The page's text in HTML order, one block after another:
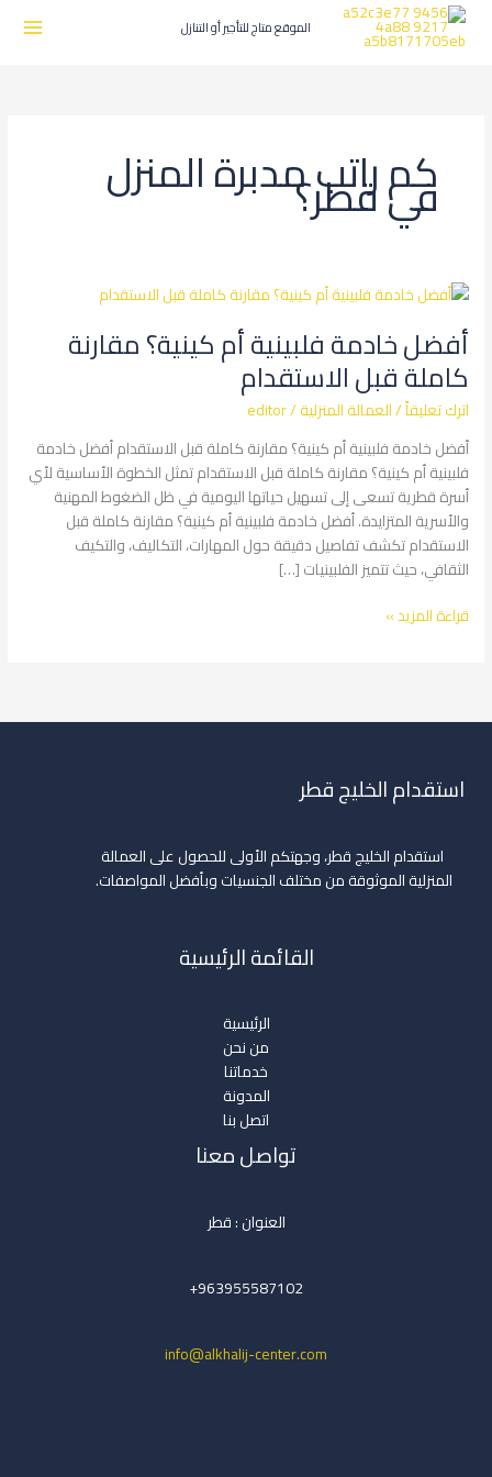
الموقع متاج للتأجير أو التنازل
كم راتب مدبرة المنزل
في قطر؟
أفضل خادمة فلبينية أم كينية؟ مقارنة
كاملة قبل الاستقدام
اترك تعليقاً/العمالة المنزلية/
editor
أفضل خادمة فلبينية أم كينية؟ مقارنة كاملة قبل الاستقدام أفضل خادمة
فلبينية أم كينية؟ مقارنة كاملة قبل الاستقدام تمثل الخطوة الأساسية لأي
أسرة قطرية تسعى إلى تسهيل حياتها اليومية في ظل الضغوط المهنية
والأسرية المتزايدة. أفضل خادمة فلبينية أم كينية؟ مقارنة كاملة قبل
الاستقدام تكشف تفاصيل دقيقة حول المهارات، التكاليف، والتكيف
الثقافي، حيث تتميز الفلبينيات […]
أفضل
فلبينية
كينية؟
مقارنة
كاملة
قبل
الاستقدام
قراءة المزيد »
استقدام الخليج قطر
استقدام الخليج قطر، وجهتكم الأولى للحصول على العمالة
المنزلية الموثوقة من مختلف الجنسيات وبأفضل المواصفات.
القائمة الرئيسية
الرئيسية
من نحن
خدماتنا
المدونة
اتصل بنا
تواصل معنا
العنوان : قطر
963955587102+
info@alkhalij-center.com